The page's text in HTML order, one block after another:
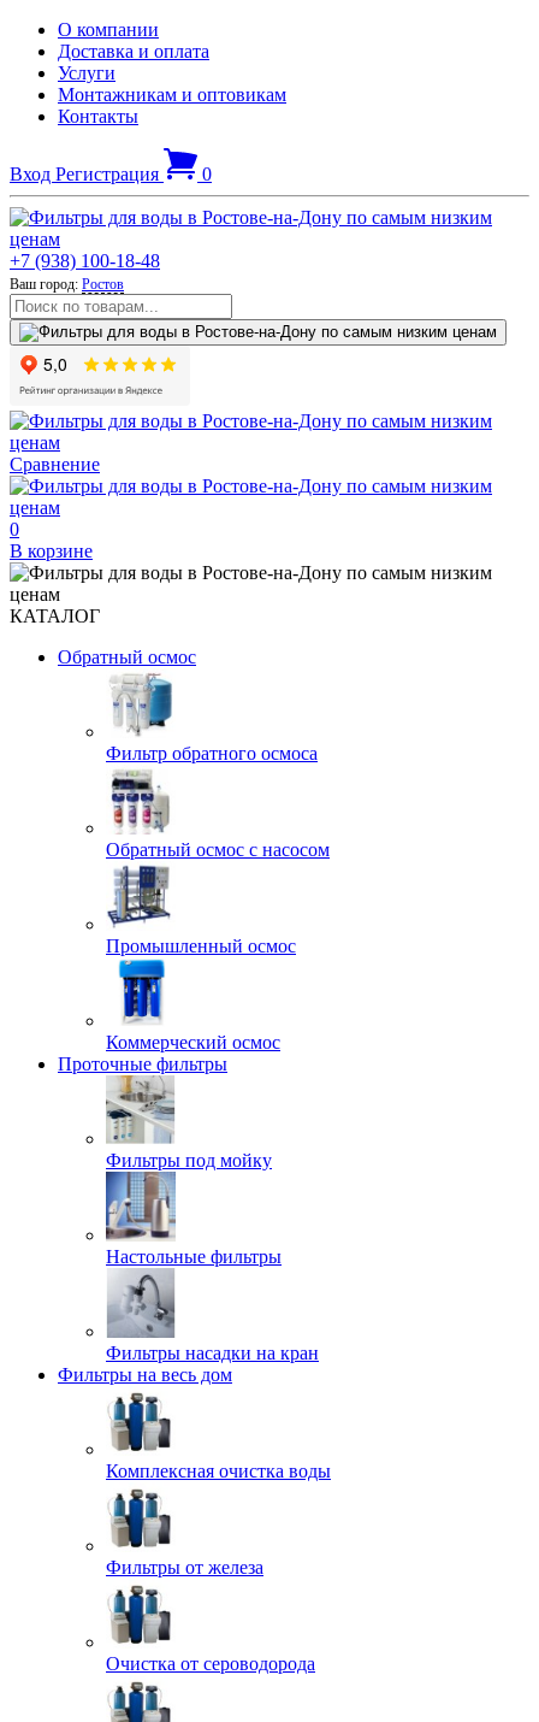
О компании
Доставка и оплата
Услуги
Монтажникам и оптовикам
Контакты
Вход Регистрация 0
+7 (938) 100-18-48
Ваш город: Ростов
Сравнение
0
В корзине
КАТАЛОГ
Обратный осмос
Фильтр обратного осмоса
Обратный осмос с насосом
Промышленный осмос
Коммерческий осмос
Проточные фильтры
Фильтры под мойку
Настольные фильтры
Фильтры насадки на кран
Фильтры на весь дом
Комплексная очистка воды
Фильтры от железа
Очистка от сероводорода